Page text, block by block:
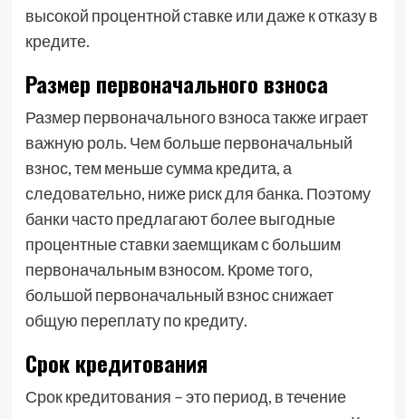
высокой процентной ставке или даже к отказу в
кредите.
Размер первоначального взноса
Размер первоначального взноса также играет
важную роль. Чем больше первоначальный
взнос, тем меньше сумма кредита, а
следовательно, ниже риск для банка. Поэтому
банки часто предлагают более выгодные
процентные ставки заемщикам с большим
первоначальным взносом. Кроме того,
большой первоначальный взнос снижает
общую переплату по кредиту.
Срок кредитования
Срок кредитования – это период, в течение